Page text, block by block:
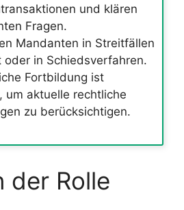
und klären
Fragen.
Mandanten in Streitfällen
oder in Schiedsverfahren.
Fortbildung ist
um aktuelle rechtliche
zu berücksichtigen.
der Rolle